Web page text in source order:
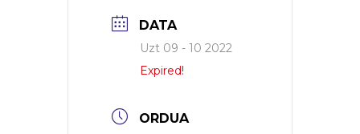
DATA
Uzt 09 - 10 2022
Expired!
ORDUA